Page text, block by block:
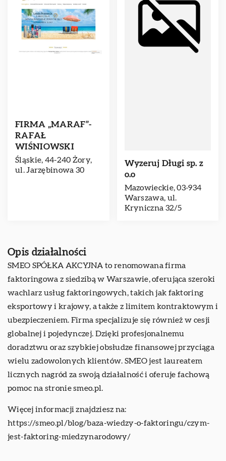
FIRMA „MARAF”-
RAFAŁ
WIŚNIOWSKI
Śląskie, 44-240 Żory,
ul. Jarzębinowa 30
Wyzeruj Długi sp. z
o.o
Mazowieckie, 03-934
Warszawa, ul.
Kryniczna 32/5
Opis działalności
SMEO SPÓŁKA AKCYJNA to renomowana firma
faktoringowa z siedzibą w Warszawie, oferująca szeroki
wachlarz usług faktoringowych, takich jak faktoring
eksportowy i krajowy, a także z limitem kontraktowym i
ubezpieczeniem. Firma specjalizuje się również w cesji
globalnej i pojedynczej. Dzięki profesjonalnemu
doradztwu oraz szybkiej obsłudze finansowej przyciąga
wielu zadowolonych klientów. SMEO jest laureatem
licznych nagród za swoją działalność i oferuje fachową
pomoc na stronie smeo.pl.
Więcej informacji znajdziesz na:
https://smeo.pl/blog/baza-wiedzy-o-faktoringu/czym-
jest-faktoring-miedzynarodowy/